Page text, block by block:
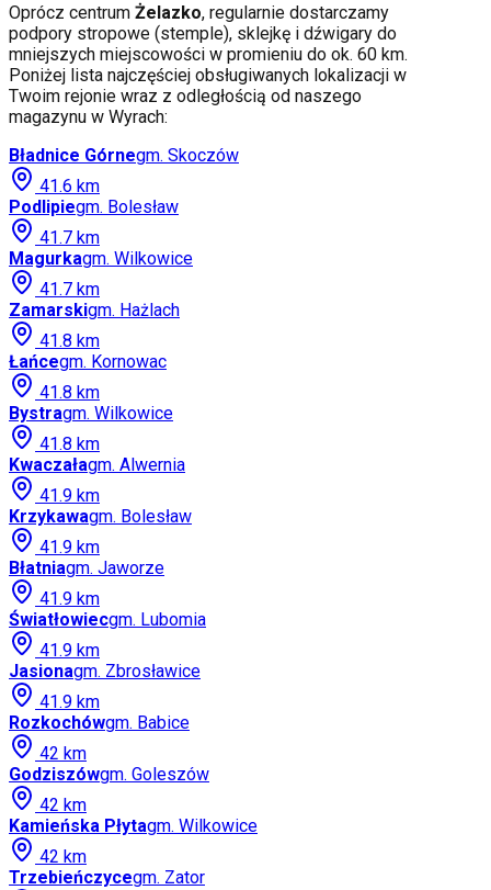
Oprócz centrum Żelazko, regularnie dostarczamy
podpory stropowe (stemple), sklejkę i dźwigary do
mniejszych miejscowości w promieniu do ok. 60 km.
Poniżej lista najczęściej obsługiwanych lokalizacji w
Twoim rejonie wraz z odległością od naszego
magazynu w Wyrach:
Bładnice Górnegm. Skoczów
41.6 km
Podlipiegm. Bolesław
41.7 km
Magurkagm. Wilkowice
41.7 km
Zamarskigm. Hażlach
41.8 km
Łańcegm. Kornowac
41.8 km
Bystragm. Wilkowice
41.8 km
Kwaczałagm. Alwernia
41.9 km
Krzykawagm. Bolesław
41.9 km
Błatniagm. Jaworze
41.9 km
Światłowiecgm. Lubomia
41.9 km
Jasionagm. Zbrosławice
41.9 km
Rozkochówgm. Babice
42 km
Godziszówgm. Goleszów
42 km
Kamieńska Płytagm. Wilkowice
42 km
Trzebieńczycegm. Zator